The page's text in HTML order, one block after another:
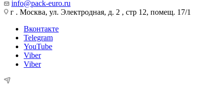
info@pack-euro.ru
г . Москва, ул. Электродная, д. 2 , стр 12, помещ. 17/1
Вконтакте
Telegram
YouTube
Viber
Viber